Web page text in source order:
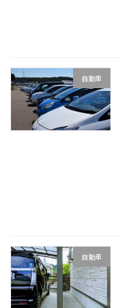
自動車
自動車